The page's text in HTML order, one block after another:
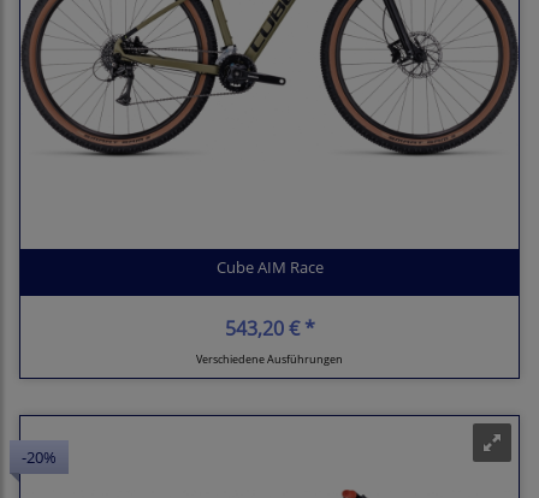
Cube AIM Race
543,20 € *
Verschiedene Ausführungen
-20%